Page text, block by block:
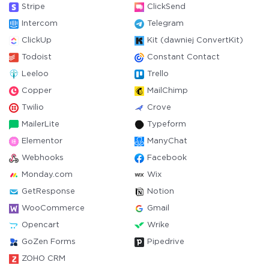
Stripe ClickSend
Intercom Telegram
ClickUp Kit (dawniej ConvertKit)
Todoist Constant Contact
Leeloo Trello
Copper MailChimp
Twilio Crove
MailerLite Typeform
Elementor ManyChat
Webhooks Facebook
Monday.com Wix
GetResponse Notion
WooCommerce Gmail
Opencart Wrike
GoZen Forms Pipedrive
ZOHO CRM